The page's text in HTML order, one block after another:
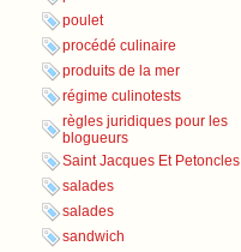
poulet
procédé culinaire
produits de la mer
régime culinotests
règles juridiques pour les
blogueurs
Saint Jacques Et Petoncles
salades
salades
sandwich